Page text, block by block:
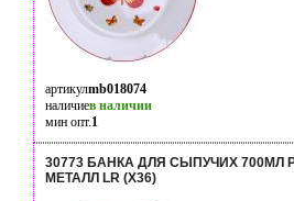
артикулmb018074
наличиев наличии
мин опт.1
30773 БАНКА ДЛЯ СЫПУЧИХ 700МЛ
МЕТАЛЛ LR (Х36)